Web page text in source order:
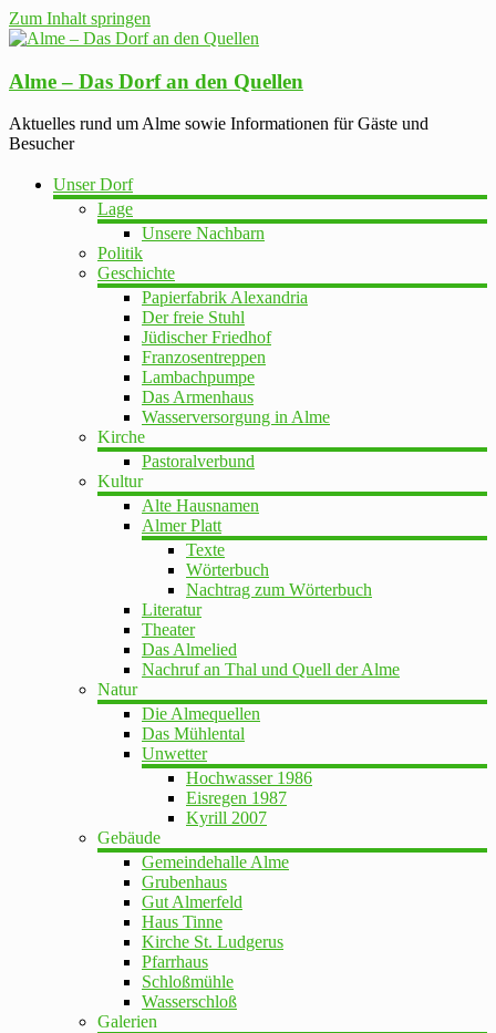
Zum Inhalt springen
Alme – Das Dorf an den Quellen
Aktuelles rund um Alme sowie Informationen für Gäste und
Besucher
Unser Dorf
Lage
Unsere Nachbarn
Politik
Geschichte
Papierfabrik Alexandria
Der freie Stuhl
Jüdischer Friedhof
Franzosentreppen
Lambachpumpe
Das Armenhaus
Wasserversorgung in Alme
Kirche
Pastoralverbund
Kultur
Alte Hausnamen
Almer Platt
Texte
Wörterbuch
Nachtrag zum Wörterbuch
Literatur
Theater
Das Almelied
Nachruf an Thal und Quell der Alme
Natur
Die Almequellen
Das Mühlental
Unwetter
Hochwasser 1986
Eisregen 1987
Kyrill 2007
Gebäude
Gemeindehalle Alme
Grubenhaus
Gut Almerfeld
Haus Tinne
Kirche St. Ludgerus
Pfarrhaus
Schloßmühle
Wasserschloß
Galerien